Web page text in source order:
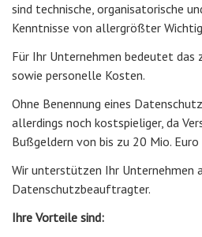
sind technische, organisatorische
Kenntnisse von allergrößter
Für Ihr Unternehmen bedeutet
sowie personelle Kosten.
Ohne Benennung eines
allerdings noch kostspieliger, da
Bußgeldern von bis zu 20 Mio.
Wir unterstützen Ihr Unternehmen
Datenschutzbeauftragter.
Ihre Vorteile sind: